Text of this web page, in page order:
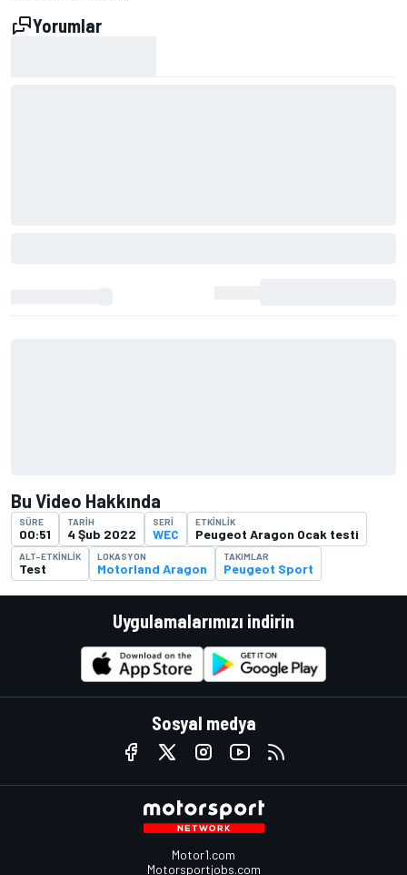
Yorumlar
Bu Video Hakkında
SÜRE
00:51
TARIH
4 Şub 2022
SERI
WEC
ETKINLIK
Peugeot Aragon Ocak testi
ALT-ETKINLIK
Test
LOKASYON
Motorland Aragon
TAKIMLAR
Peugeot Sport
Uygulamalarımızı indirin
Sosyal medya
Motor1.com
Motorsportjobs.com